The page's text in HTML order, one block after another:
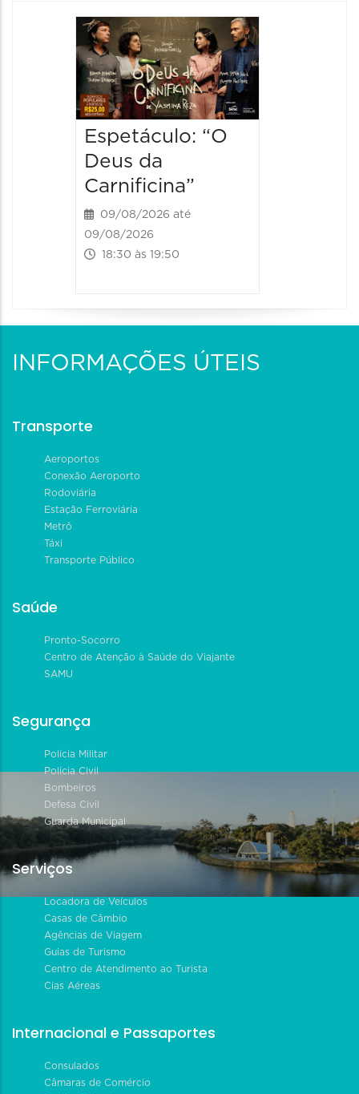
Espetáculo: “O
Deus da
Carnificina”
09/08/2026 até
09/08/2026
18:30 às 19:50
INFORMAÇÕES ÚTEIS
Transporte
Aeroportos
Conexão Aeroporto
Rodoviária
Estação Ferroviária
Metrô
Táxi
Transporte Público
Saúde
Pronto-Socorro
Centro de Atenção à Saúde do Viajante
SAMU
Segurança
Polícia Militar
Polícia Civil
Bombeiros
Defesa Civil
Guarda Municipal
Serviços
Locadora de Veículos
Casas de Câmbio
Agências de Viagem
Guias de Turismo
Centro de Atendimento ao Turista
Cias Aéreas
Internacional e Passaportes
Consulados
Câmaras de Comércio